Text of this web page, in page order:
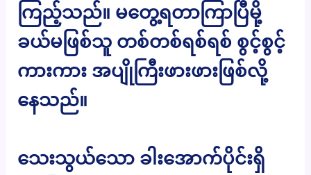
ကြည့်သည်။ မတွေ့ရတာကြာပြီမို့
ခယ်မဖြစ်သူ တစ်တစ်ရစ်ရစ် စွင့်စွင့်
ကားကား အပျိုကြီးဖားဖားဖြစ်လို့
နေသည်။
သေးသွယ်သော ခါးအောက်ပိုင်းရှိ